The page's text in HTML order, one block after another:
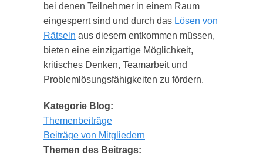
bei denen Teilnehmer in einem Raum
eingesperrt sind und durch das Lösen von
Rätseln aus diesem entkommen müssen,
bieten eine einzigartige Möglichkeit,
kritisches Denken, Teamarbeit und
Problemlösungsfähigkeiten zu fördern.
Kategorie Blog:
Themenbeiträge
Beiträge von Mitgliedern
Themen des Beitrags: